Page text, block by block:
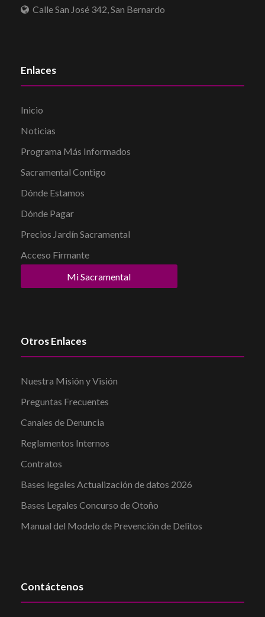
Calle San José 342, San Bernardo
Enlaces
Inicio
Noticias
Programa Más Informados
Sacramental Contigo
Dónde Estamos
Dónde Pagar
Precios Jardín Sacramental
Acceso Firmante
Mi Sacramental
Otros Enlaces
Nuestra Misión y Visión
Preguntas Frecuentes
Canales de Denuncia
Reglamentos Internos
Contratos
Bases legales Actualización de datos 2026
Bases Legales Concurso de Otoño
Manual del Modelo de Prevención de Delitos
Contáctenos